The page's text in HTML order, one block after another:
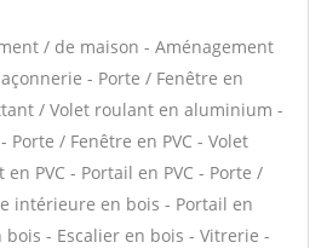
/ de maison - Aménagement
- Porte / Fenêtre en
/ Volet roulant en aluminium -
/ Fenêtre en PVC - Volet
PVC - Portail en PVC - Porte /
intérieure en bois - Portail en
- Escalier en bois - Vitrerie -